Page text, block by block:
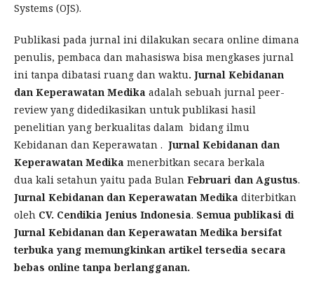
Systems (OJS).
Publikasi pada jurnal ini dilakukan secara online dimana
penulis, pembaca dan mahasiswa bisa mengkases jurnal
ini tanpa dibatasi ruang dan waktu. Jurnal Kebidanan
dan Keperawatan Medika adalah sebuah jurnal peer-
review yang didedikasikan untuk publikasi hasil
penelitian yang berkualitas dalam bidang ilmu
Kebidanan dan Keperawatan . Jurnal Kebidanan dan
Keperawatan Medika menerbitkan secara berkala
dua kali setahun yaitu pada Bulan Februari dan Agustus.
Jurnal Kebidanan dan Keperawatan Medika diterbitkan
oleh CV. Cendikia Jenius Indonesia. Semua publikasi di
Jurnal Kebidanan dan Keperawatan Medika bersifat
terbuka yang memungkinkan artikel tersedia secara
bebas online tanpa berlangganan.